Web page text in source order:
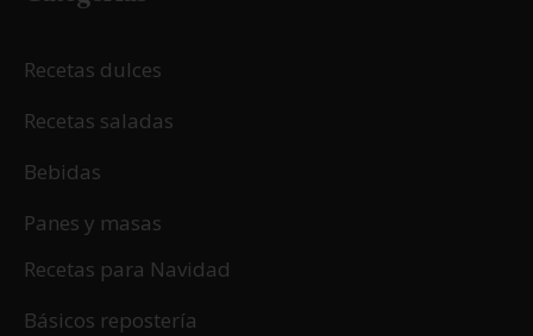
Recetas dulces
Recetas saladas
Bebidas
Panes y masas
Recetas para Navidad
Básicos repostería